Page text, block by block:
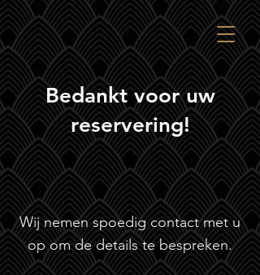
Bedankt voor uw
reservering!
Wij nemen spoedig contact met u
op om de details te bespreken.